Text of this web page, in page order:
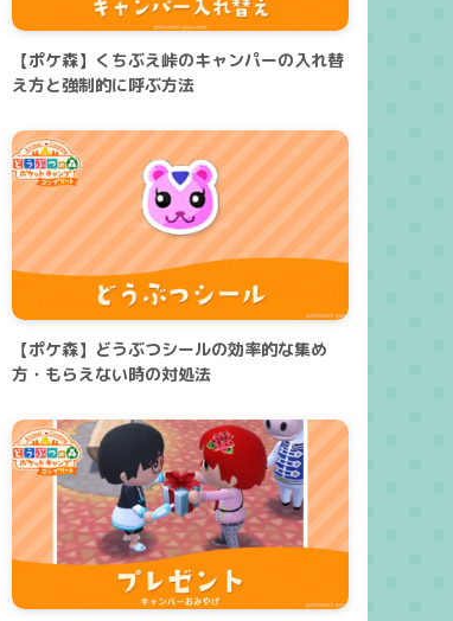
【ポケ森】くちぶえ峠のキャンパーの入れ替
え方と強制的に呼ぶ方法
【ポケ森】どうぶつシールの効率的な集め
方・もらえない時の対処法